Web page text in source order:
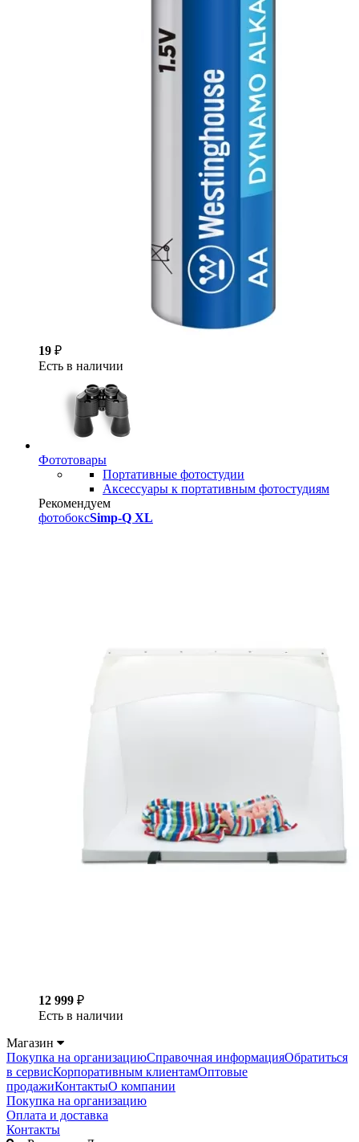
19 ₽
Есть в наличии
Фототовары
Портативные фотостудии
Аксессуары к портативным фотостудиям
Рекомендуем
фотобоксSimp-Q XL
12 999 ₽
Есть в наличии
Магазин
Покупка на организациюСправочная информацияОбратиться
в сервисКорпоративным клиентамОптовые
продажиКонтактыО компании
Покупка на организацию
Оплата и доставка
Контакты